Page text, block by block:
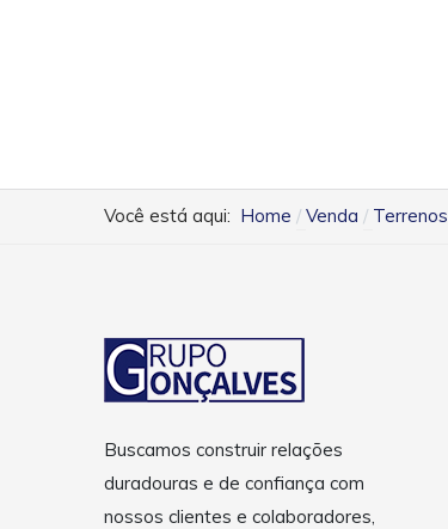
Você está aqui: Home Venda Terrenos
Buscamos construir relações
duradouras e de confiança com
nossos clientes e colaboradores,